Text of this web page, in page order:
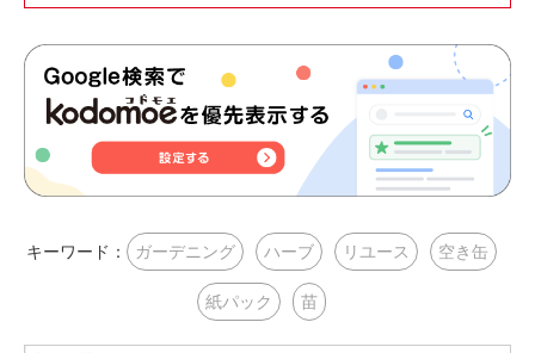
キーワード： ガーデニング ハーブ リユース 空き缶
紙パック 苗